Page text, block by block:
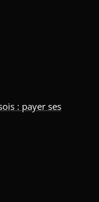
: payer ses